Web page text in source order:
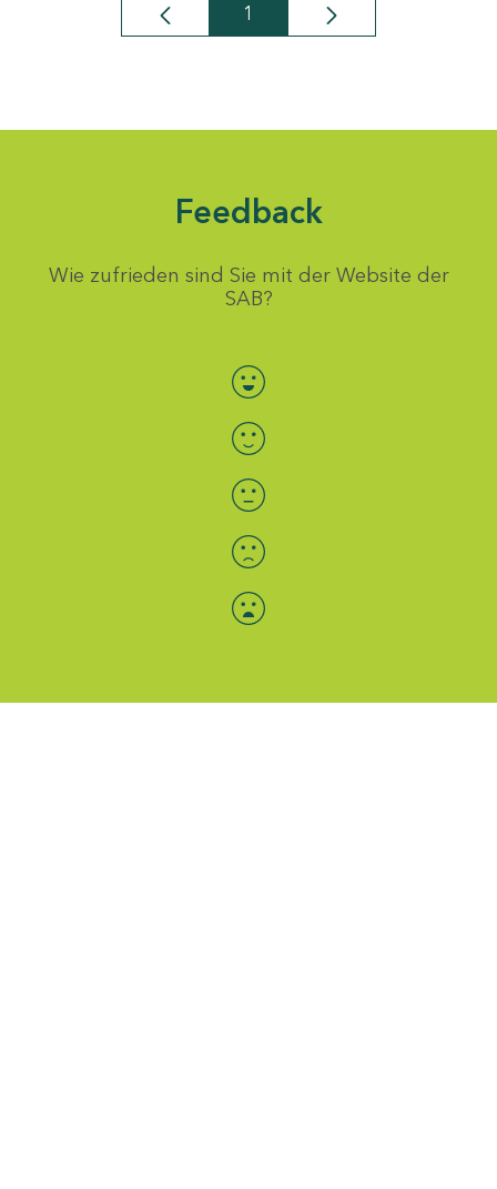
Seite
1
Feedback
Wie zufrieden sind Sie mit der Website der
SAB?
Bewertung auswählen